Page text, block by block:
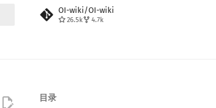
OI-wiki/OI-wiki
26.5k 4.7k
目录